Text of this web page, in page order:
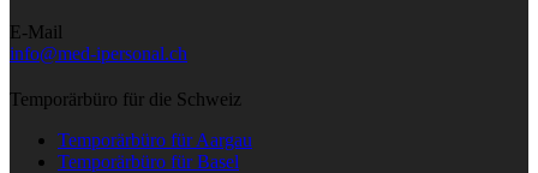
E-Mail
info@med-ipersonal.ch
Temporärbüro für die Schweiz
Temporärbüro für Aargau
Temporärbüro für Basel